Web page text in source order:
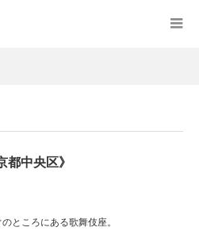
都中央区》
ところにある歌舞伎座。